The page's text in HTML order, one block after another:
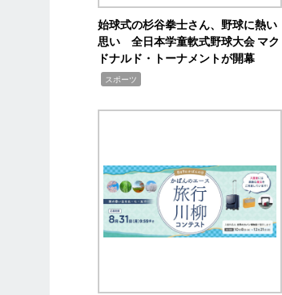
始球式の杉谷拳士さん、野球に熱い
思い 全日本学童軟式野球大会 マク
ドナルド・トーナメントが開幕
スポーツ